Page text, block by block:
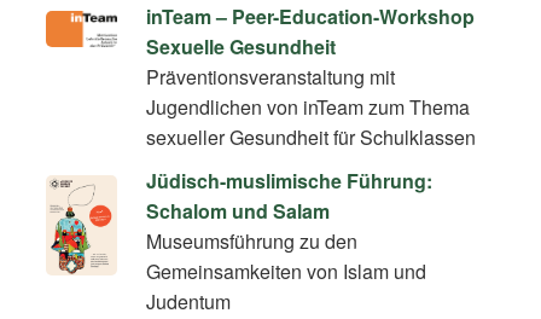
inTeam – Peer-Education-Workshop
Sexuelle Gesundheit
Präventionsveranstaltung mit
Jugendlichen von inTeam zum Thema
sexueller Gesundheit für Schulklassen
Jüdisch-muslimische Führung:
Schalom und Salam
Museumsführung zu den
Gemeinsamkeiten von Islam und
Judentum